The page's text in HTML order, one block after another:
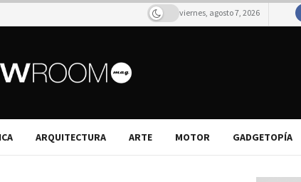
viernes, agosto 7, 2026
ARQUITECTURA ARTE MOTOR GADGETOPÍA